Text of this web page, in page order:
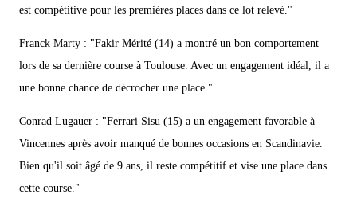
est compétitive pour les premières places dans ce lot relevé."
Franck Marty : "Fakir Mérité (14) a montré un bon comportement
lors de sa dernière course à Toulouse. Avec un engagement idéal, il a
une bonne chance de décrocher une place."
Conrad Lugauer : "Ferrari Sisu (15) a un engagement favorable à
Vincennes après avoir manqué de bonnes occasions en Scandinavie.
Bien qu'il soit âgé de 9 ans, il reste compétitif et vise une place dans
cette course."